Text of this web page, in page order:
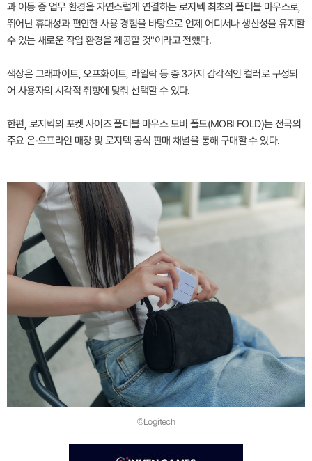
과 이동 중 업무 환경을 자연스럽게 연결하는 로지텍 최초의 폴더블 마우스로,
뛰어난 휴대성과 편안한 사용 경험을 바탕으로 언제 어디서나 생산성을 유지할
수 있는 새로운 작업 환경을 제공할 것"이라고 전했다.
색상은 그래파이트, 오프화이트, 라일락 등 총 3가지 감각적인 컬러로 구성되
어 사용자의 시각적 취향에 맞춰 선택할 수 있다.
한편, 로지텍의 포켓 사이즈 폴더블 마우스 모비 폴드(MOBI FOLD)는 전국의
주요 온·오프라인 매장 및 로지텍 공식 판매 채널을 통해 구매할 수 있다.
©Logitech